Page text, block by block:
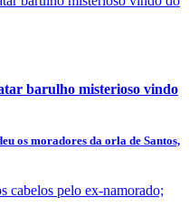
barulho misterioso vindo
os moradores da orla de Santos,